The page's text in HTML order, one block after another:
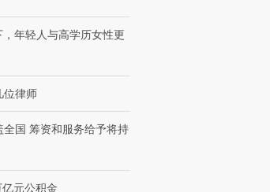
别呈现】寻找100种
【商旅对话】华住集团
CFO：不靠规模取胜，华
，年轻人与高学历女性更
位律师
全国 筹资和服务给予将持
亿元公积金